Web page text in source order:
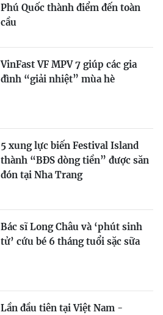
Phú Quốc thành điểm đến toàn
cầu
VinFast VF MPV 7 giúp các gia
đình “giải nhiệt” mùa hè
5 xung lực biến Festival Island
thành “BĐS dòng tiền” được săn
đón tại Nha Trang
Bác sĩ Long Châu và ‘phút sinh
tử’ cứu bé 6 tháng tuổi sặc sữa
Lần đầu tiên tại Việt Nam -